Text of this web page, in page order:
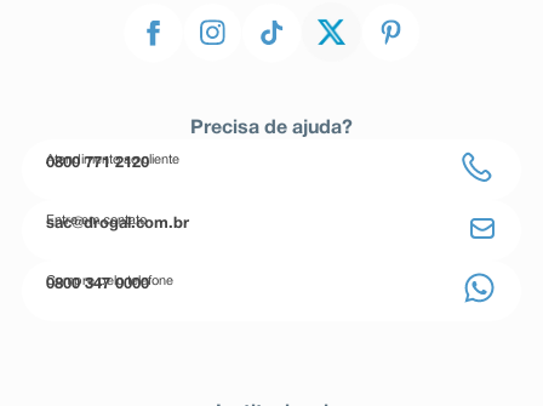
Precisa de ajuda?
Atendimento ao cliente
0800 771 2120
Entre em contato
sac@drogal.com.br
Compre pelo telefone
0800 347 0000